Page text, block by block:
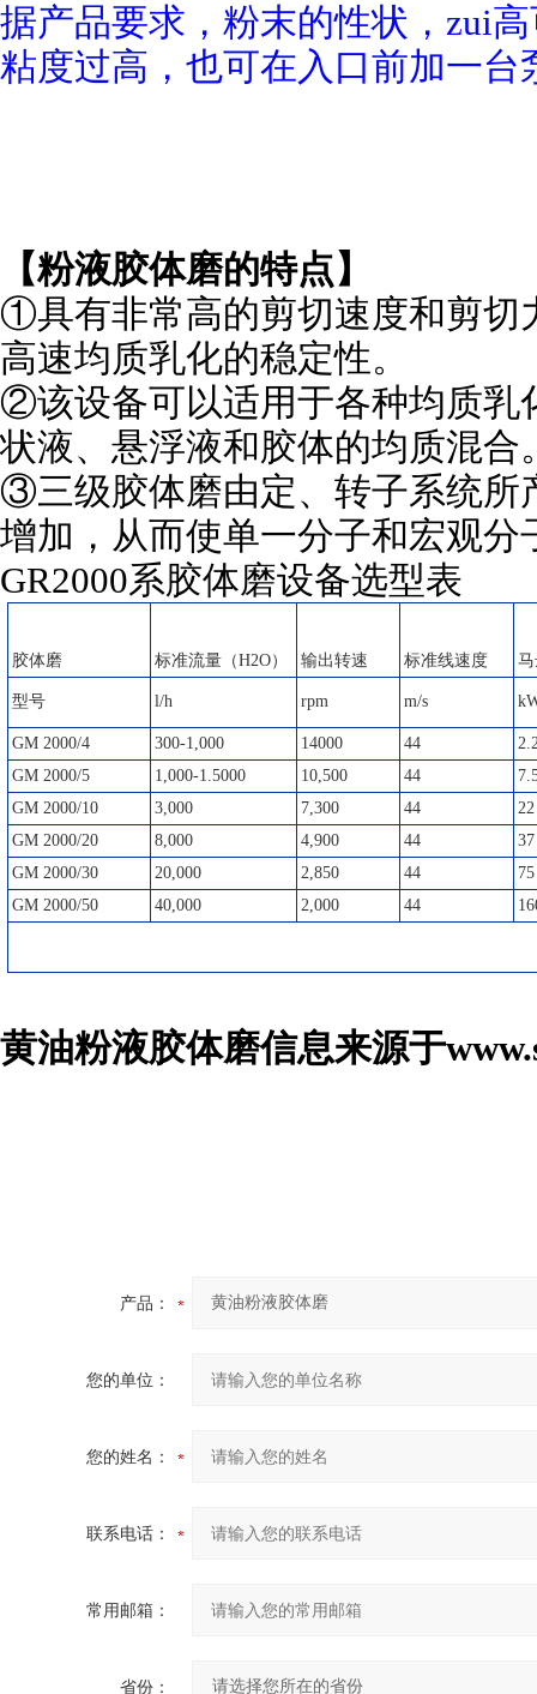
据产品要求，粉末的性状，zui
粘度过高，也可在入口前加一台
【粉液胶体磨的特点】
①具有非常高的剪切速度和剪切
高速均质乳化的稳定性。
②该设备可以适用于各种均质乳
状液、悬浮液和胶体的均质混合
③三级胶体磨由定、转子系统所
增加，从而使单一分子和宏观分
GR2000系胶体磨设备选型表
胶体磨 标准流量（H2O） 输出转速 标准线速度
型号 l/h rpm m/s
GM 2000/4 300-1,000 14000 44
GM 2000/5
1,000-1.5000 10,500 44
GM 2000/10
3,000 7,300 44
GM 2000/20
8,000 4,900 44
37
GM 2000/30
20,000 2,850 44
75
GM 2000/50
40,000 2,000 44
黄油粉液胶体磨信息来源于
产品：
您的单位：
您的姓名：
联系电话：
常用邮箱：
省份：